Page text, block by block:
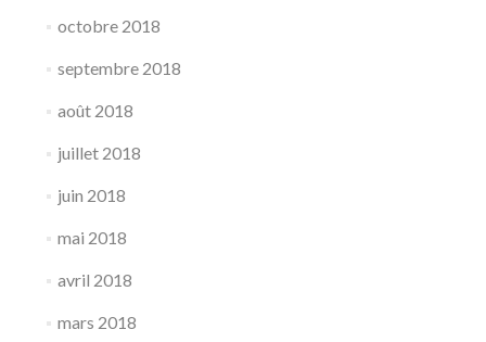
octobre 2018
septembre 2018
août 2018
juillet 2018
juin 2018
mai 2018
avril 2018
mars 2018